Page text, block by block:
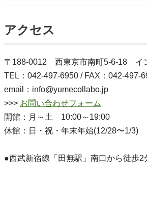
アクセス
〒188-0012 西東京市南町5-6-18 イ
TEL：042-497-6950 / FAX：042-497-
email：info@yumecollabo.jp
>>> お問い合わせフォーム
開館：月～土 10:00～19:00
休館：日・祝・年末年始(12/28〜1/3)
●西武新宿線「田無駅」南口から徒歩2